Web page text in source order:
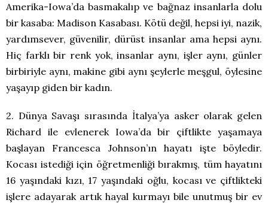
Amerika-Iowa’da basmakalıp ve bağnaz insanlarla dolu
bir kasaba: Madison Kasabası. Kötü değil, hepsi iyi, nazik,
yardımsever, güvenilir, dürüst insanlar ama hepsi aynı.
Hiç farklı bir renk yok, insanlar aynı, işler aynı, günler
birbiriyle aynı, makine gibi aynı şeylerle meşgul, öylesine
yaşayıp giden bir kadın.
2. Dünya Savaşı sırasında İtalya’ya asker olarak gelen
Richard ile evlenerek Iowa’da bir çiftlikte yaşamaya
başlayan Francesca Johnson’ın hayatı işte böyledir.
Kocası istediği için öğretmenliği bırakmış, tüm hayatını
16 yaşındaki kızı, 17 yaşındaki oğlu, kocası ve çiftlikteki
işlere adayarak artık hayal kurmayı bile unutmuş bir ev